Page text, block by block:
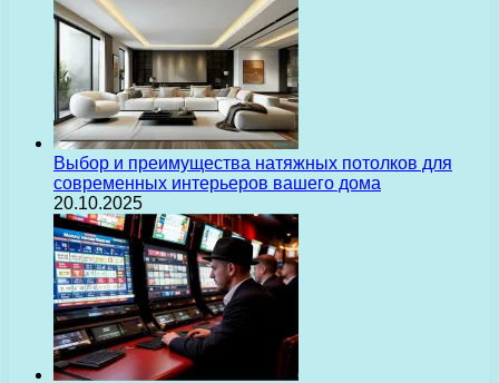
Выбор и преимущества натяжных потолков для
современных интерьеров вашего дома
20.10.2025